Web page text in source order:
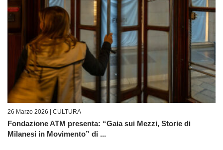
26 Marzo 2026 | CULTURA
Fondazione ATM presenta: “Gaia sui Mezzi, Storie di
Milanesi in Movimento” di ...